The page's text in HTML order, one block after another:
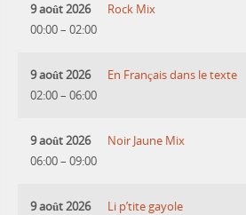
9 août 2026
00:00– 02:00
Rock Mix
9 août 2026
02:00– 06:00
En Français dans le texte
9 août 2026
06:00– 09:00
Noir Jaune Mix
9 août 2026
Li p’tite gayole